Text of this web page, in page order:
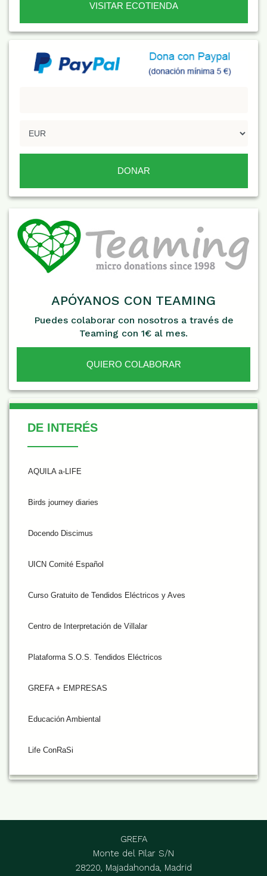
VISITAR ECOTIENDA
APÓYANOS CON TEAMING
Puedes colaborar con nosotros a través de
Teaming con 1€ al mes.
QUIERO COLABORAR
De Interés
DE INTERÉS
AQUILA a-LIFE
Birds journey diaries
Docendo Discimus
UICN Comité Español
Curso Gratuito de Tendidos Eléctricos y Aves
Centro de Interpretación de Villalar
Plataforma S.O.S. Tendidos Eléctricos
GREFA + EMPRESAS
Educación Ambiental
Life ConRaSi
GREFA
Monte del Pilar S/N
28220, Majadahonda, Madrid